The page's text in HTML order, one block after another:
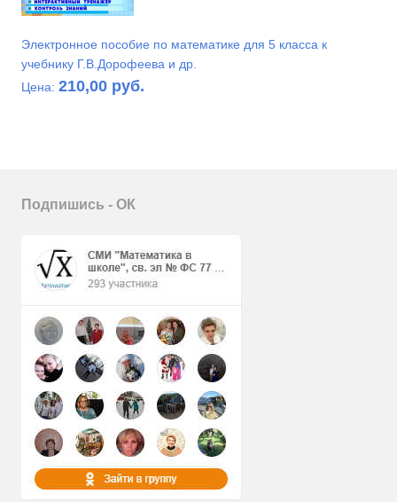
Электронное пособие по математике для 5 класса к
учебнику Г.В.Дорофеева и др.
Цена: 210,00 руб.
Подпишись - ОК